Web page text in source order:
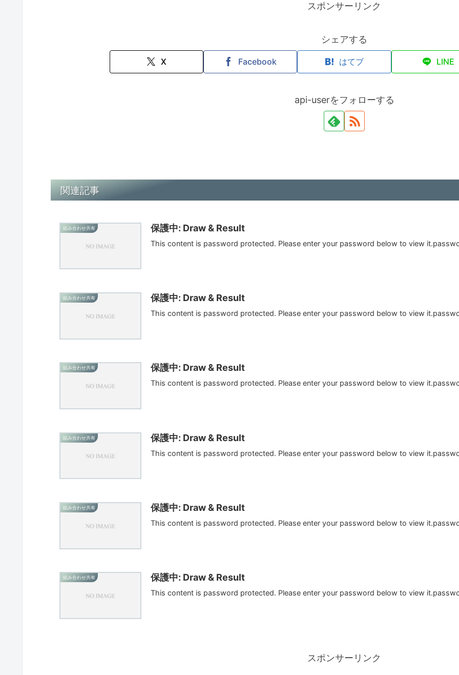
スポンサーリンク
シェアする
X Facebook はてブ LINE
api-userをフォローする
関連記事
組み合わせ共有 保護中: Draw & Result
This content is password protected. Please enter your password below to view
組み合わせ共有 保護中: Draw & Result
This content is password protected. Please enter your password below to view
組み合わせ共有 保護中: Draw & Result
This content is password protected. Please enter your password below to view
組み合わせ共有 保護中: Draw & Result
This content is password protected. Please enter your password below to view
組み合わせ共有 保護中: Draw & Result
This content is password protected. Please enter your password below to view
組み合わせ共有 保護中: Draw & Result
This content is password protected. Please enter your password below to view
スポンサーリンク